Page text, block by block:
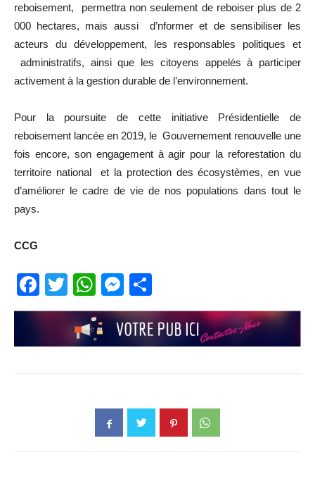
reboisement, permettra non seulement de reboiser plus de 2
000 hectares, mais aussi d’nformer et de sensibiliser les
acteurs du développement, les responsables politiques et
administratifs, ainsi que les citoyens appelés à participer
activement à la gestion durable de l’environnement.
Pour la poursuite de cette initiative Présidentielle de
reboisement lancée en 2019, le Gouvernement renouvelle une
fois encore, son engagement à agir pour la reforestation du
territoire national et la protection des écosystèmes, en vue
d’améliorer le cadre de vie de nos populations dans tout le
pays.
CCG
Facebook
TwitterWhatsApp
Messenger